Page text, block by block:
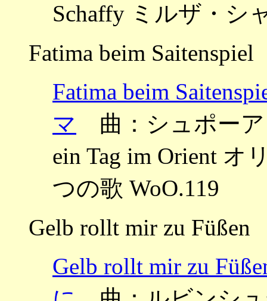
Schaffy ミルザ・シ
Fatima beim Saitenspiel
Fatima beim
マ 曲：シュポーア
ein Tag im Orient オ
つの歌 WoO.119
Gelb rollt mir zu Füßen
Gelb rollt mir zu